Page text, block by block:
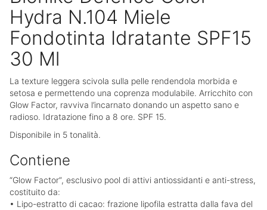
Hydra N.104 Miele
Fondotinta Idratante SPF15
30 Ml
La texture leggera scivola sulla pelle rendendola morbida e
setosa e permettendo una coprenza modulabile. Arricchito con
Glow Factor, ravviva l’incarnato donando un aspetto sano e
radioso. Idratazione fino a 8 ore. SPF 15.
Disponibile in 5 tonalità.
Contiene
“Glow Factor”, esclusivo pool di attivi antiossidanti e anti-stress,
costituito da:
• Lipo-estratto di cacao: frazione lipofila estratta dalla fava del